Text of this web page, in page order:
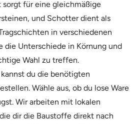
für eine gleichmäßige
und Schotter dient als
in verschiedenen
die Unterschiede in Körnung und
Wahl zu treffen.
du die benötigten
Wähle aus, ob du lose Ware
Wir arbeiten mit lokalen
dir die Baustoffe direkt nach